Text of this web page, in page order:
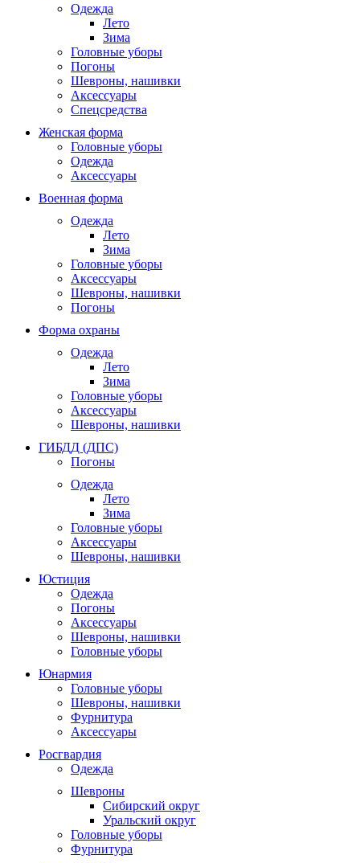
Одежда
Лето
Зима
Головные уборы
Погоны
Шевроны, нашивки
Аксессуары
Спецсредства
Женская форма
Головные уборы
Одежда
Аксессуары
Военная форма
Одежда
Лето
Зима
Головные уборы
Аксессуары
Шевроны, нашивки
Погоны
Форма охраны
Одежда
Лето
Зима
Головные уборы
Аксессуары
Шевроны, нашивки
ГИБДД (ДПС)
Погоны
Одежда
Лето
Зима
Головные уборы
Аксессуары
Шевроны, нашивки
Юстиция
Одежда
Погоны
Аксессуары
Шевроны, нашивки
Головные уборы
Юнармия
Головные уборы
Шевроны, нашивки
Фурнитура
Аксессуары
Росгвардия
Одежда
Шевроны
Сибирский округ
Уральский округ
Головные уборы
Фурнитура